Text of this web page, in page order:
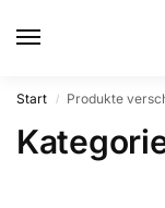
Start / Produkte